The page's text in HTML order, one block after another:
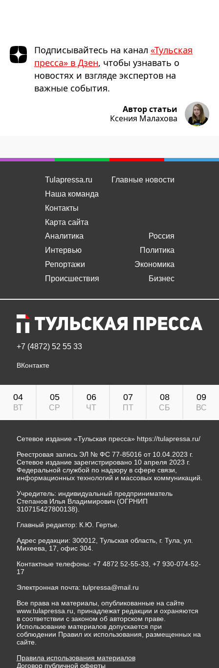
Подписывайтесь на канал «Тульская
пресса» в Дзен, чтобы узнавать о
новостях и взгляде экспертов на
важные события.
Автор статьи
Ксения Малахова
Tulapressa.ru
Наша команда
Контакты
Карта сайта
Главные новости
Аналитика
Интервью
Репортажи
Происшествия
Россия
Политика
Экономика
Бизнес
+7 (4872) 52 55 33
ВКонтакте
04
ВТ
05
СР
06
ЧТ
07
ПТ
08
СБ
09
ВС
Сетевое издание «Тульская пресса» https://tulapressa.ru/
Реестровая запись ЭЛ № ФС 77-85016 от 10.04.2023 г.
Сетевое издание зарегистрировано 10 апреля 2023 г.
Федеральной службой по надзору в сфере связи,
информационных технологий и массовых коммуникаций.
Учредитель: индивидуальный предприниматель
Степанов Илья Владимирович (ОГРНИП
310715427800138).
Главный редактор: К.Ю. Гертье.
Адрес редакции: 300012, Тульская область, г. Тула, ул.
Михеева, 17, офис 304.
Контактные телефоны: +7 4872 52-55-33, +7 930-074-52-
17
Электронная почта: tulpressa@mail.ru
Все права на материалы, опубликованные на сайте
www.tulapressa.ru, принадлежат редакции и охраняются
в соответствии с законом об авторском праве.
Использование материалов допускается при
соблюдении Правил их использования, размещенных на
сайте.
Правила использования материалов
Договор публичной оферты